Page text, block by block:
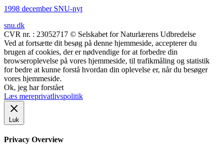
1998 december SNU-nyt
snu.dk
CVR nr. : 23052717 © Selskabet for Naturlærens Udbredelse
Ved at fortsætte dit besøg på denne hjemmeside, accepterer du
brugen af cookies, der er nødvendige for at forbedre din
browseroplevelse på vores hjemmeside, til trafikmåling og statistik
for bedre at kunne forstå hvordan din oplevelse er, når du besøger
vores hjemmeside.
Ok, jeg har forstået
Læs mereprivatlivspolitik
Luk
Privacy Overview